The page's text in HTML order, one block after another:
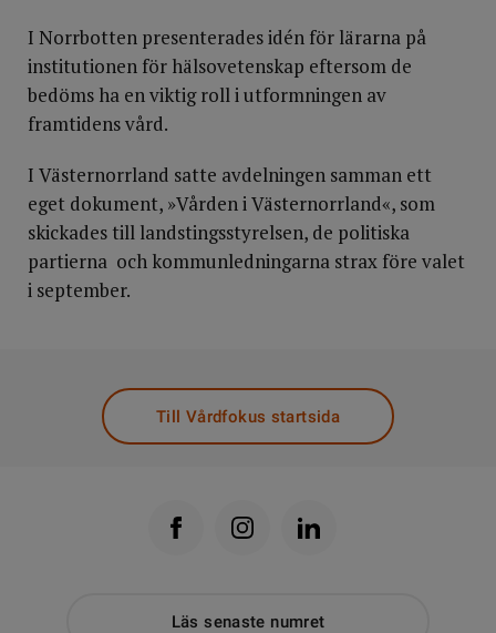
I Norrbotten presenterades idén för lärarna på
institutionen för hälsovetenskap eftersom de
bedöms ha en viktig roll i utformningen av
framtidens vård.
I Västernorrland satte avdelningen samman ett
eget dokument, »Vården i Västernorrland«, som
skickades till landstingsstyrelsen, de politiska
partierna och kommunledningarna strax före valet
i september.
Till Vårdfokus startsida
Läs senaste numret